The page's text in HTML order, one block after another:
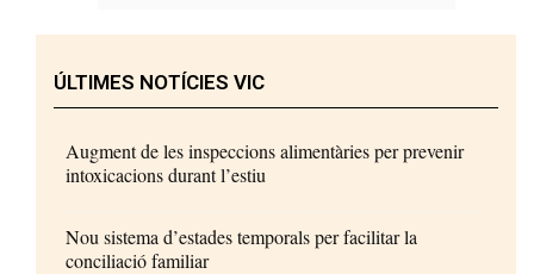
ÚLTIMES NOTÍCIES VIC
Augment de les inspeccions alimentàries per prevenir
intoxicacions durant l’estiu
Nou sistema d’estades temporals per facilitar la
conciliació familiar